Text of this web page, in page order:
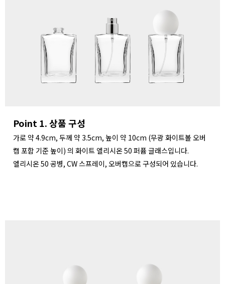
Point 1. 상품 구성
가로 약 4.9cm, 두께 약 3.5cm, 높이 약 10cm (무광 화이트볼 오버
캡 포함 기준 높이) 의 화이트 엘리시온 50 퍼퓸 글래스입니다.
엘리시온 50 공병, CW 스프레이, 오버캡으로 구성되어 있습니다.